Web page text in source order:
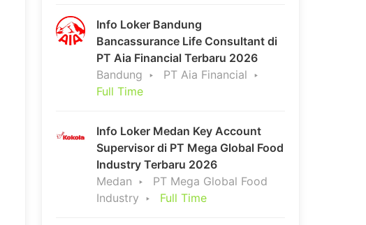
Info Loker Bandung
Bancassurance Life Consultant di
PT Aia Financial Terbaru 2026
Bandung
PT Aia Financial
Full Time
Info Loker Medan Key Account
Supervisor di PT Mega Global Food
Industry Terbaru 2026
Medan
PT Mega Global Food
Industry
Full Time